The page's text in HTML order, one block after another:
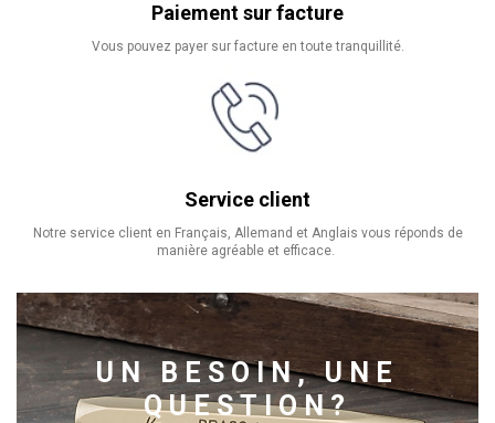
Paiement sur facture
Vous pouvez payer sur facture en toute tranquillité.
Service client
Notre service client en Français, Allemand et Anglais vous réponds de
manière agréable et efficace.
UN BESOIN, UNE
QUESTION?